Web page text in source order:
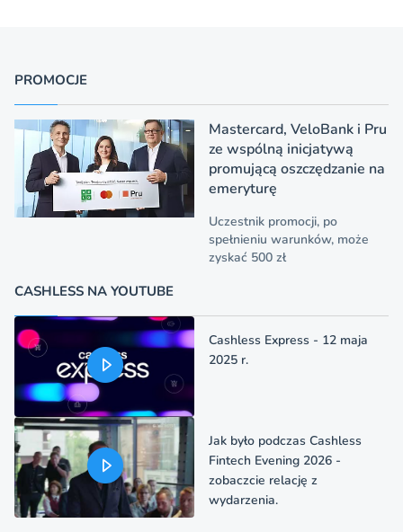
PROMOCJE
Mastercard, VeloBank i Pru
ze wspólną inicjatywą
promującą oszczędzanie na
emeryturę
Uczestnik promocji, po
spełnieniu warunków, może
zyskać 500 zł
CASHLESS NA YOUTUBE
Cashless Express - 12 maja
2025 r.
Jak było podczas Cashless
Fintech Evening 2026 -
zobaczcie relację z
wydarzenia.